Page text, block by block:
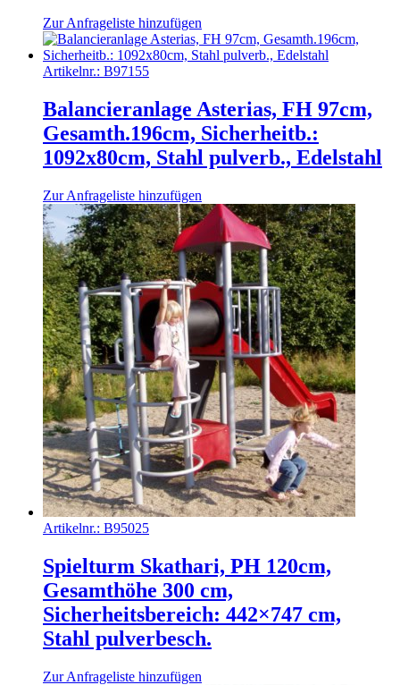
Zur Anfrageliste hinzufügen
Artikelnr.: B97155
Balancieranlage Asterias, FH 97cm,
Gesamth.196cm, Sicherheitb.:
1092x80cm, Stahl pulverb., Edelstahl
Zur Anfrageliste hinzufügen
Artikelnr.: B95025
Spielturm Skathari, PH 120cm,
Gesamthöhe 300 cm,
Sicherheitsbereich: 442×747 cm,
Stahl pulverbesch.
Zur Anfrageliste hinzufügen